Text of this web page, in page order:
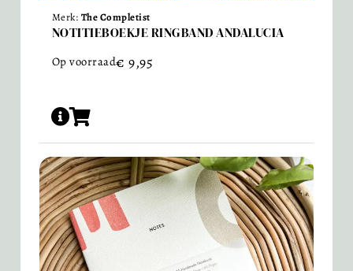
Merk: The Completist
NOTITIEBOEKJE RINGBAND ANDALUCIA
Op voorraad€ 9,95